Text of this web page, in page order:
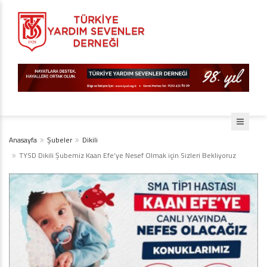
Anasayfa Şubeler
Dikili
TYSD Dikili Şubemiz Kaan Efe’ye Nesef Olmak için Sizleri Bekliyoruz